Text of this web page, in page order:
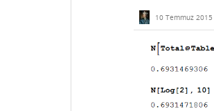
10 Temmuz 2015